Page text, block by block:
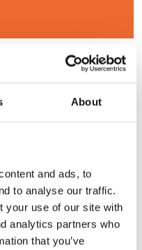
About
and ads, to
to analyse our traffic.
your use of our site with
analytics partners who
that you’ve
vous
sortes de